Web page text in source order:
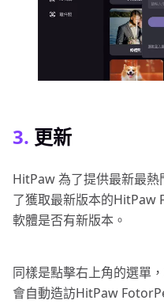
3. 更新
HitPaw 為了提供最新最
了獲取最新版本的HitPaw
軟體是否有新版本。
同樣是點擊右上角的選單
會自動造訪HitPaw